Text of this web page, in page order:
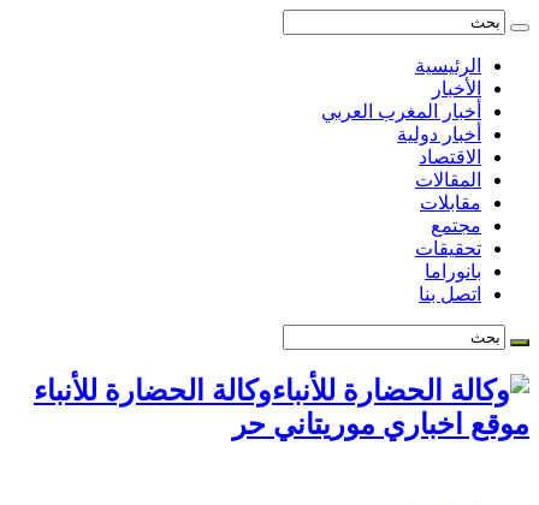
الرئيسية
الأخبار
أخبار المغرب العربي
أخبار دولية
الاقتصاد
المقالات
مقابلات
مجتمع
تحقيقات
بانوراما
اتصل بنا
وكالة الحضارة للأنباء
موقع اخباري موريتاني حر